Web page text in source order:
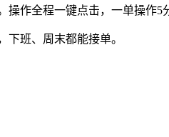
作全程一键点击，一单操作5
班、周末都能接单。